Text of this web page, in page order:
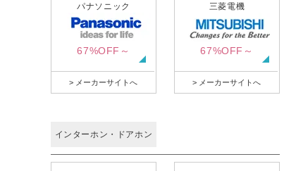
パナソニック
67%OFF～
> メーカーサイトへ
三菱電機
67%OFF～
> メーカーサイトへ
インターホン・ドアホン